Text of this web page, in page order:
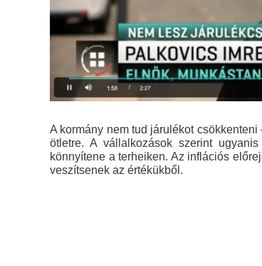
A kormány nem tud járulékot
ötletre. A vállalkozások szerint
könnyítene a terheiken. Az inflációs
veszítsenek az értékükből.